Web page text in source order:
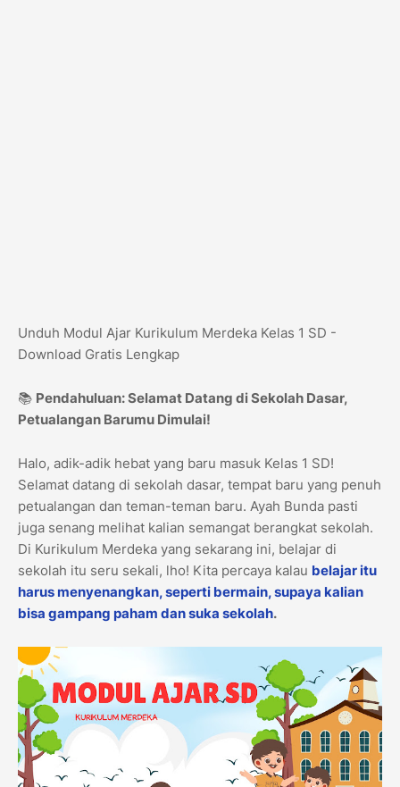
Unduh Modul Ajar Kurikulum Merdeka Kelas 1 SD -
Download Gratis Lengkap
📚 Pendahuluan: Selamat Datang di Sekolah Dasar,
Petualangan Barumu Dimulai!
Halo, adik-adik hebat yang baru masuk Kelas 1 SD!
Selamat datang di sekolah dasar, tempat baru yang penuh
petualangan dan teman-teman baru. Ayah Bunda pasti
juga senang melihat kalian semangat berangkat sekolah.
Di Kurikulum Merdeka yang sekarang ini, belajar di
sekolah itu seru sekali, lho! Kita percaya kalau belajar itu
harus menyenangkan, seperti bermain, supaya kalian
bisa gampang paham dan suka sekolah.